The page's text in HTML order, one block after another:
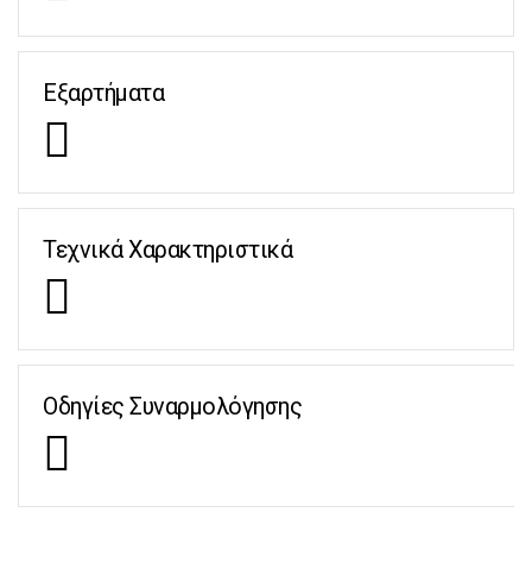
Εξαρτήματα
Τεχνικά Χαρακτηριστικά
Οδηγίες Συναρμολόγησης